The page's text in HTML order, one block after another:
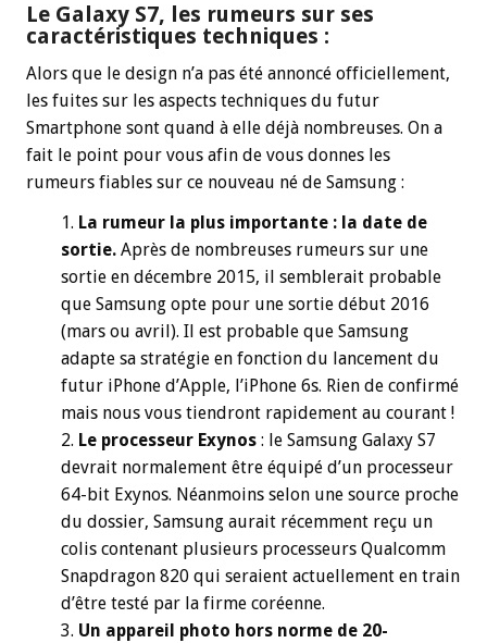
Le Galaxy S7, les rumeurs sur ses
caractéristiques techniques :
Alors que le design n’a pas été annoncé officiellement,
les fuites sur les aspects techniques du futur
Smartphone sont quand à elle déjà nombreuses. On a
fait le point pour vous afin de vous donnes les
rumeurs fiables sur ce nouveau né de Samsung :
La rumeur la plus importante : la date de
sortie. Après de nombreuses rumeurs sur une
sortie en décembre 2015, il semblerait probable
que Samsung opte pour une sortie début 2016
(mars ou avril). Il est probable que Samsung
adapte sa stratégie en fonction du lancement du
futur iPhone d’Apple, l’iPhone 6s. Rien de confirmé
mais nous vous tiendront rapidement au courant !
Le processeur Exynos : le Samsung Galaxy S7
devrait normalement être équipé d’un processeur
64-bit Exynos. Néanmoins selon une source proche
du dossier, Samsung aurait récemment reçu un
colis contenant plusieurs processeurs Qualcomm
Snapdragon 820 qui seraient actuellement en train
d’être testé par la firme coréenne.
Un appareil photo hors norme de 20-